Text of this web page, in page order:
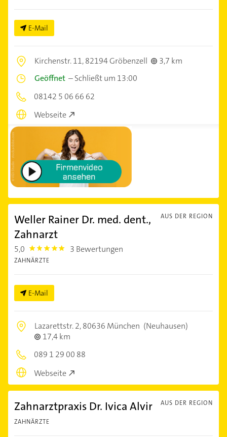
E-Mail
Kirchenstr. 11,82194 Gröbenzell
3,7 km
Geöffnet –Schließt um 13:00
08142 5 06 66 62
Webseite
AUS DER REGION
Weller Rainer Dr. med. dent.,
Zahnarzt
5,0 5.0 3 Bewertungen
ZAHNÄRZTE
E-Mail
Lazarettstr. 2,80636 München (Neuhausen)
17,4 km
089 1 29 00 88
Webseite
AUS DER REGION
Zahnarztpraxis Dr. Ivica Alvir
ZAHNÄRZTE